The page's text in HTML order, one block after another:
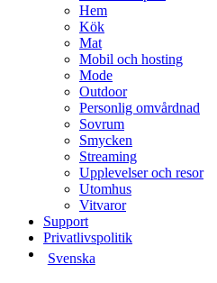
Hem
Kök
Mat
Mobil och hosting
Mode
Outdoor
Personlig omvårdnad
Sovrum
Smycken
Streaming
Upplevelser och resor
Utomhus
Vitvaror
Support
Privatlivspolitik
Svenska